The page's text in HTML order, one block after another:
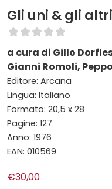
Gli uni & gli altri
a cura di Gillo
Gianni Romoli,
Editore: Arcana
Lingua: Italiano
Formato: 20,5 x 28
Pagine: 127
Anno: 1976
EAN: 010569
€30,00